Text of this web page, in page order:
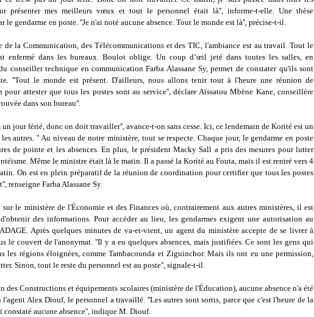
présenter mes meilleurs vœux et tout le personnel était là'', informe-t-elle. Une thèse
le gendarme en poste. ''Je n'ai noté aucune absence. Tout le monde est là'', précise-t-il.
de la Communication, des Télécommunications et des TIC, l'ambiance est au travail. Tout le
enfermé dans les bureaux. Boulot oblige. Un coup d’œil jeté dans toutes les salles, en
conseiller technique en communication Farba Alassane Sy, permet de constater qu'ils sont
''Tout le monde est présent. D'ailleurs, nous allons tenir tout à l'heure une réunion de
pour attester que tous les postes sont au service'', déclare Aïssatou Mbène Kane, conseillère
dans son bureau''.
un jour férié, donc on doit travailler'', avance-t-on sans cesse. Ici, ce lendemain de Korité est un
autres. '' Au niveau de notre ministère, tout se respecte. Chaque jour, le gendarme en poste
de pointe et les absences. En plus, le président Macky Sall a pris des mesures pour lutter
Même le ministre était là le matin. Il a passé la Korité au Fouta, mais il est rentré vers 4
On est en plein préparatif de la réunion de coordination pour certifier que tous les postes
renseigne Farba Alassane Sy.
sur le ministère de l'Économie et des Finances où, contrairement aux autres ministères, il est
des informations. Pour accéder au lieu, les gendarmes exigent une autorisation au
Après quelques minutes de va-et-vient, un agent du ministère accepte de se livrer à
le couvert de l'anonymat. ''Il y a eu quelques absences, mais justifiées. Ce sont les gens qui
les régions éloignées, comme Tambacounda et Ziguinchor. Mais ils ont eu une permission,
Sinon, tout le reste du personnel est au poste'', signale-t-il.
des Constructions et équipements scolaires (ministère de l'Éducation), aucune absence n'a été
l'agent Alex Diouf, le personnel a travaillé. ''Les autres sont sortis, parce que c'est l'heure de la
constaté aucune absence'', indique M. Diouf.